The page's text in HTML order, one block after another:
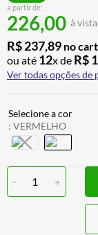
a partir de:
226,00 à
R$237,89 no
ou até 12x de R$
Ver todas opções de
: VERMELHO
- 1 +